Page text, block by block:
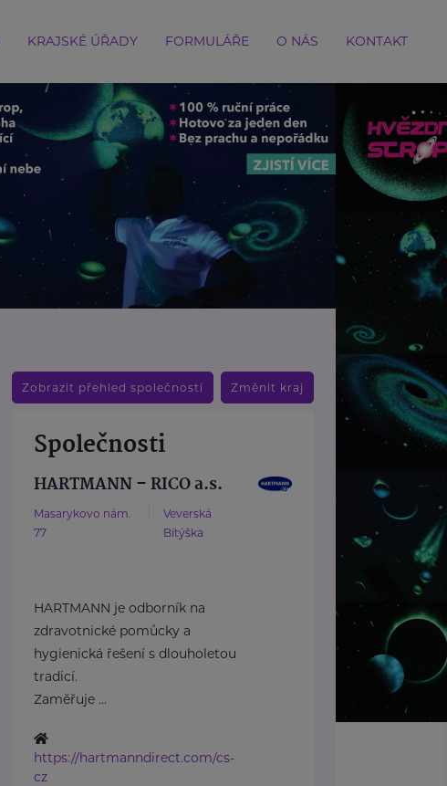
KRAJSKÉ ÚŘADY FORMULÁŘE O NÁS KONTAKT
Zobrazit přehled společností Změnit kraj
Společnosti
HARTMANN – RICO a.s.
Masarykovo nám.
77
Veverská
Bítýška
HARTMANN je odborník na
zdravotnické pomůcky a
hygienická řešení s dlouholetou
tradicí.
Zaměřuje ...
https://hartmanndirect.com/cs-
cz